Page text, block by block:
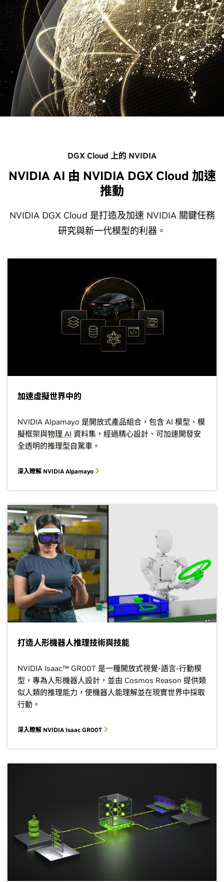
DGX Cloud 上的 NVIDIA
NVIDIA AI 由 NVIDIA DGX Cloud 加速
推動
NVIDIA DGX Cloud 是打造及加速 NVIDIA 關鍵任務
研究與新一代模型的利器。
加速虛擬世界中的
NVIDIA Alpamayo 是開放式產品組合，包含 AI 模型、模
擬框架與物理 AI 資料集，經過精心設計、可加速開發安
全透明的推理型自駕車。
深入瞭解 NVIDIA Alpamayo
打造人形機器人推理技術與技能
NVIDIA Isaac™ GR00T 是一種開放式視覺-語言-行動模
型，專為人形機器人設計，並由 Cosmos Reason 提供類
似人類的推理能力，使機器人能理解並在現實世界中採取
行動。
深入瞭解 NVIDIA Isaac GR00T